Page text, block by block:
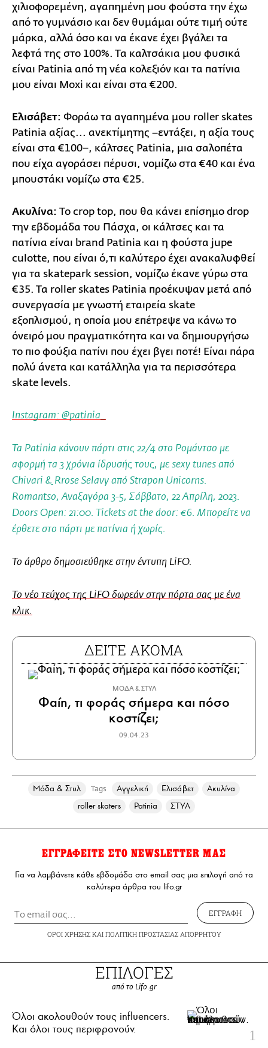
χιλιοφορεμένη, αγαπημένη μου φούστα την έχω
από το γυμνάσιο και δεν θυμάμαι ούτε τιμή ούτε
μάρκα, αλλά όσο και να έκανε έχει βγάλει τα
λεφτά της στο 100%. Τα καλτσάκια μου φυσικά
είναι Patinia από τη νέα κολεξιόν και τα πατίνια
μου είναι Moxi και είναι στα €200.
Ελισάβετ: Φοράω τα αγαπημένα μου roller skates
Patinia αξίας... ανεκτίμητης –εντάξει, η αξία τους
είναι στα €100−, κάλτσες Patinia, μια σαλοπέτα
που είχα αγοράσει πέρυσι, νομίζω στα €40 και ένα
μπουστάκι νομίζω στα €25.
Ακυλίνα: Το crop top, που θα κάνει επίσημο drop
την εβδομάδα του Πάσχα, οι κάλτσες και τα
πατίνια είναι brand Patinia και η φούστα jupe
culotte, που είναι ό,τι καλύτερο έχει ανακαλυφθεί
για τα skatepark session, νομίζω έκανε γύρω στα
€35. Τα roller skates Patinia προέκυψαν μετά από
συνεργασία με γνωστή εταιρεία skate
εξοπλισμού, η οποία μου επέτρεψε να κάνω το
όνειρό μου πραγματικότητα και να δημιουργήσω
το πιο φούξια πατίνι που έχει βγει ποτέ! Είναι πάρα
πολύ άνετα και κατάλληλα για τα περισσότερα
skate levels.
Instagram: @patinia_
Τα Patinia κάνουν πάρτι στις 22/4 στο Ρομάντσο με
αφορμή τα 3 χρόνια ίδρυσής τους, με sexy tunes από
Chivari & Rrose Selavy από Strapon Unicorns.
Romantso, Αναξαγόρα 3-5, Σάββατο, 22 Απρίλη, 2023.
Doors Οpen: 21:00. Tickets at the door: €6. Μπορείτε να
έρθετε στο πάρτι με πατίνια ή χωρίς.
Το άρθρο δημοσιεύθηκε στην έντυπη LiFO.
To νέο τεύχος της LiFO δωρεάν στην πόρτα σας με ένα
κλικ.
ΔΕΙΤΕ ΑΚΟΜΑ
ΜΟΔΑ & ΣΤΥΛ
Φαίη, τι φοράς σήμερα και πόσο
κοστίζει;
09.04.23
Μόδα & Στυλ Tags Αγγελική Ελισάβετ
Ακυλίνα
roller skaters
Patinia ΣΤΥΛ
ΕΓΓΡΑΦΕΙΤΕ ΣΤΟ NEWSLETTER ΜΑΣ
Για να λαμβάνετε κάθε εβδομάδα στο email σας μια επιλογή από τα
καλύτερα άρθρα του lifo.gr
ΕΓΓΡΑΦΗ
ΟΡΟΙ ΧΡΗΣΗΣΚΑΙ ΠΟΛΙΤΙΚΗ ΠΡΟΣΤΑΣΙΑΣ ΑΠΟΡΡΗΤΟΥ
ΕΠΙΛΟΓΕΣ
από το Lifo.gr
Όλοι ακολουθούν τους influencers.
Και όλοι τους περιφρονούν.